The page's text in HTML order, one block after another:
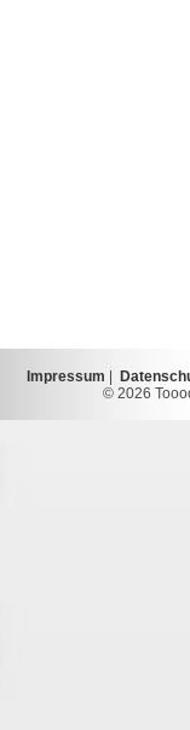
Impressum
© 2026